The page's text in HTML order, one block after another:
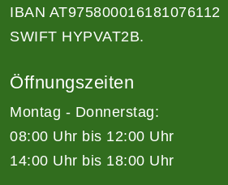
IBAN AT975800016181076112
SWIFT HYPVAT2B.
Öffnungszeiten
Montag - Donnerstag:
08:00 Uhr bis 12:00 Uhr
14:00 Uhr bis 18:00 Uhr